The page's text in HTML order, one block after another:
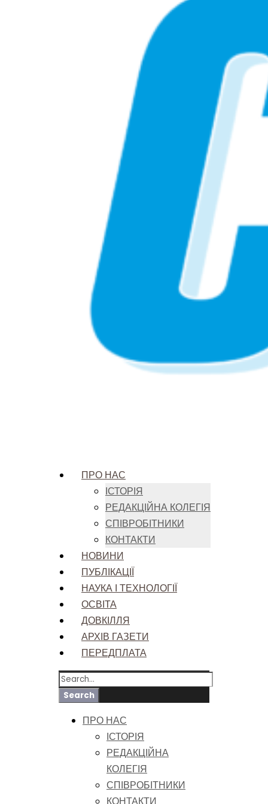
ПРО НАС
ІСТОРІЯ
РЕДАКЦІЙНА КОЛЕГІЯ
СПІВРОБІТНИКИ
КОНТАКТИ
НОВИНИ
ПУБЛІКАЦІЇ
НАУКА І ТЕХНОЛОГІЇ
ОСВІТА
ДОВКІЛЛЯ
АРХІВ ГАЗЕТИ
ПЕРЕДПЛАТА
ПРО НАС
ІСТОРІЯ
РЕДАКЦІЙНА
КОЛЕГІЯ
СПІВРОБІТНИКИ